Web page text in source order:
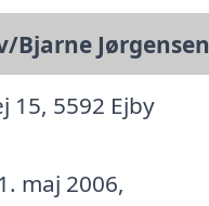
Bjarne Jørgensen
15, 5592 Ejby
maj 2006,